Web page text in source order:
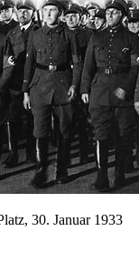
30. Januar 1933